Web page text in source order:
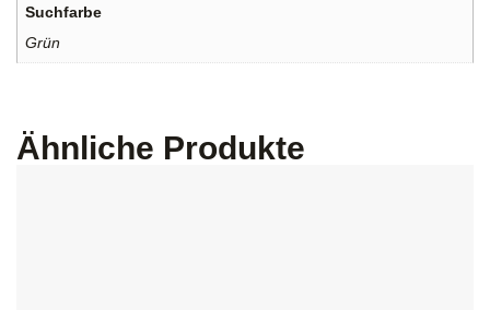
Suchfarbe
Grün
Ähnliche Produkte